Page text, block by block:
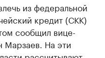
из федеральной
кредит (СКК)
сообщил вице-
Марзаев. На эти